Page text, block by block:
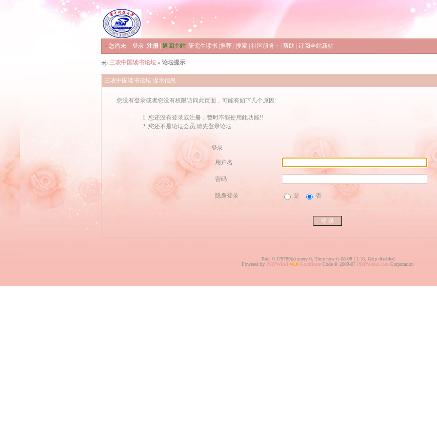
» 您尚未 登录 注册 返回主站 研究生读书 推荐 搜索 社区服务 帮助 订阅全站新帖
三农中国读书论坛 » 论坛提示
三农中国读书论坛 提示信息
您没有登录或者您没有权限访问此页面，可能有如下几个原因:
您还没有登录或注册，暂时不能使用此功能!!
您还不是论坛会员,请先登录论坛
登录
用户名
密码
隐身登录 是 否
Total 0.178789(s) query 0, Time now is:08-08 11:18, Gzip disabled
Powered by PHPWind v6.0 Certificate Code © 2003-07 PHPWind.com Corporation